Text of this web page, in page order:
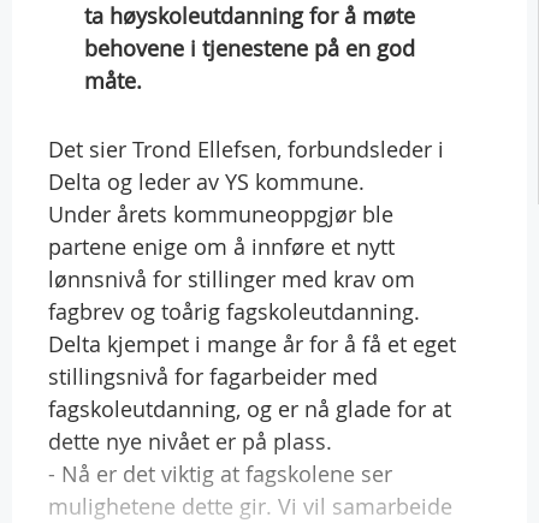
ta høyskoleutdanning for å møte
behovene i tjenestene på en god
måte.
Det sier Trond Ellefsen, forbundsleder i
Delta og leder av YS kommune.
Under årets kommuneoppgjør ble
partene enige om å innføre et nytt
lønnsnivå for stillinger med krav om
fagbrev og toårig fagskoleutdanning.
Delta kjempet i mange år for å få et eget
stillingsnivå for fagarbeider med
fagskoleutdanning, og er nå glade for at
dette nye nivået er på plass.
- Nå er det viktig at fagskolene ser
mulighetene dette gir. Vi vil samarbeide